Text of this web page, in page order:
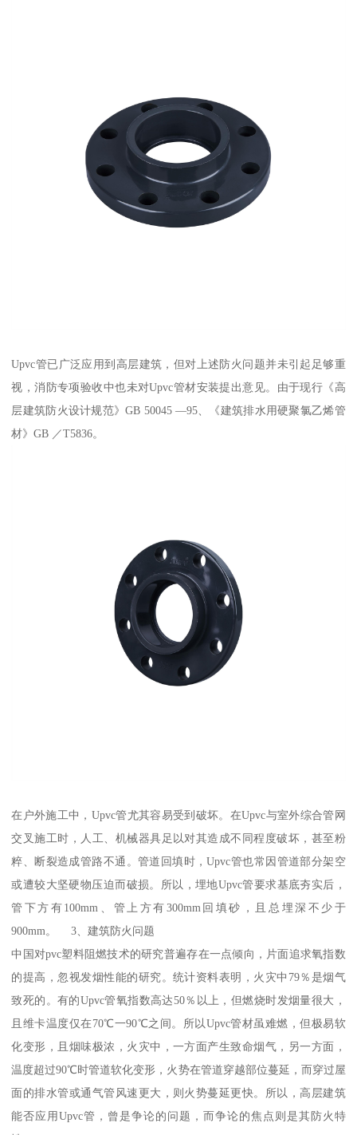
Upvc管已广泛应用到高层建筑，但对上述防火问题并未引起足够重
视，消防专项验收中也未对Upvc管材安装提出意见。由于现行《高
层建筑防火设计规范》GB 50045 —95、《建筑排水用硬聚氯乙烯管
材》GB ／T5836。
在户外施工中，Upvc管尤其容易受到破坏。在Upvc与室外综合管网
交叉施工时，人工、机械器具足以对其造成不同程度破坏，甚至粉
粹、断裂造成管路不通。管道回填时，Upvc管也常因管道部分架空
或遭较大坚硬物压迫而破损。所以，埋地Upvc管要求基底夯实后，
管下方有100mm、管上方有300mm回填砂，且总埋深不少于
900mm。 3、建筑防火问题
中国对pvc塑料阻燃技术的研究普遍存在一点倾向，片面追求氧指数
的提高，忽视发烟性能的研究。统计资料表明，火灾中79％是烟气
致死的。有的Upvc管氧指数高达50％以上，但燃烧时发烟量很大，
且维卡温度仅在70℃一90℃之间。所以Upvc管材虽难燃，但极易软
化变形，且烟味极浓，火灾中，一方面产生致命烟气，另一方面，
温度超过90℃时管道软化变形，火势在管道穿越部位蔓延，而穿过屋
面的排水管或通气管风速更大，则火势蔓延更快。所以，高层建筑
能否应用Upvc管，曾是争论的问题，而争论的焦点则是其防火特